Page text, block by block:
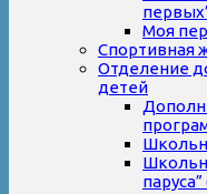
Моя
Спортивная
Отделение
детей